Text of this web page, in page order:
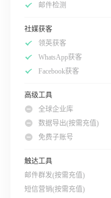
邮件检测
社媒获客
领英获客
WhatsApp获客
Facebook获客
高级工具
全球企业库
数据导出(按需充值)
免费子账号
触达工具
邮件群发(按需充值)
短信营销(按需充值)